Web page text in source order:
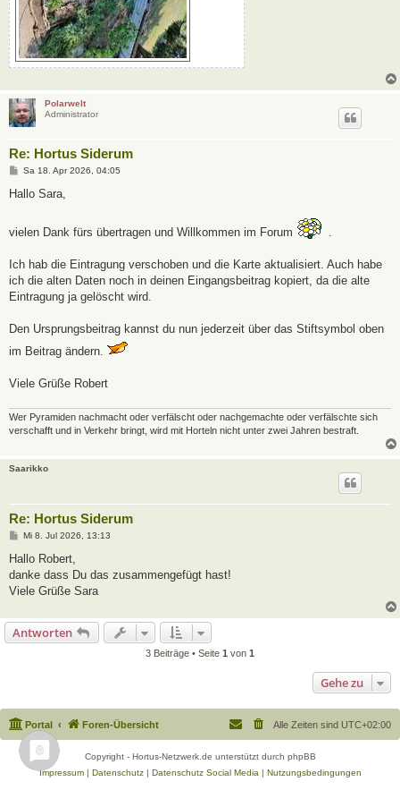
Polarwelt
Administrator
Re: Hortus Siderum
B
i
g
Sa 18. Apr 2026, 04:05
Hallo Sara,
vielen Dank fürs übertragen und Willkommen im Forum .
Ich hab die Eintragung verschoben und die Karte aktualisiert. Auch habe
ich die alten Daten noch in deinen Eingangsbeitrag kopiert, da die alte
Eintragung ja gelöscht wird.
Den Ursprungsbeitrag kannst du nun jederzeit über das Stiftsymbol oben
im Beitrag ändern.
Viele Grüße Robert
Wer Pyramiden nachmacht oder verfälscht oder nachgemachte oder verfälschte sich
verschafft und in Verkehr bringt, wird mit Horteln nicht unter zwei Jahren bestraft.
Saarikko
Re: Hortus Siderum
B
i
r
a
Mi 8. Jul 2026, 13:13
Hallo Robert,
danke dass Du das zusammengefügt hast!
Viele Grüße Sara
Antworten
3 Beiträge • Seite 1 von 1
Gehe zu
Portal Foren-Übersicht Alle Zeiten sind UTC+02:00
Copyright - Hortus-Netzwerk.de unterstützt durch phpBB
Impressum| Datenschutz| Datenschutz Social Media Nutzungsbedingungen